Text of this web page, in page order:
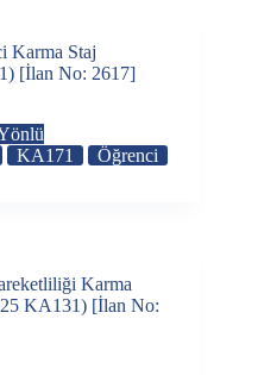
Karma Staj
[İlan No: 2617]
KA171 Öğrenci
Karma
KA131) [İlan No: